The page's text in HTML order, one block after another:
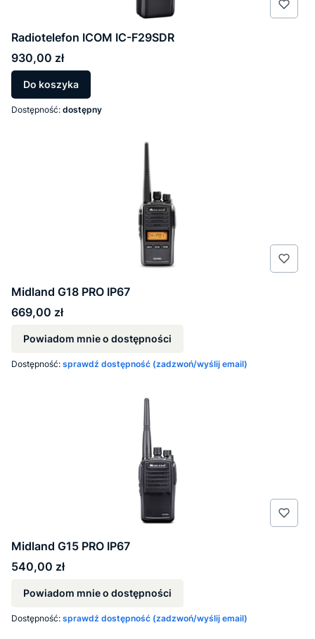
Radiotelefon ICOM IC-F29SDR
Cena
930,00 zł
Do koszyka
Dostępność: dostępny
Midland G18 PRO IP67
Cena
669,00 zł
Powiadom mnie o dostępności
Dostępność: sprawdź dostępność (zadzwoń/wyślij email)
Midland G15 PRO IP67
Cena
540,00 zł
Powiadom mnie o dostępności
Dostępność: sprawdź dostępność (zadzwoń/wyślij email)